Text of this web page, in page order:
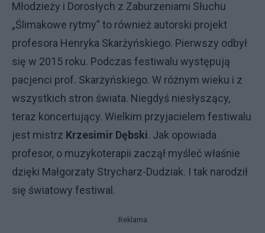
Młodzieży i Dorosłych z Zaburzeniami Słuchu
„Ślimakowe rytmy” to również autorski projekt
profesora Henryka Skarżyńskiego. Pierwszy odbył
się w 2015 roku. Podczas festiwalu występują
pacjenci prof. Skarżyńskiego. W różnym wieku i z
wszystkich stron świata. Niegdyś niesłyszący,
teraz koncertujący. Wielkim przyjacielem festiwalu
jest mistrz Krzesimir Dębski. Jak opowiada
profesor, o muzykoterapii zaczął myśleć właśnie
dzięki Małgorzaty Strycharz-Dudziak. I tak narodził
się światowy festiwal.
Reklama